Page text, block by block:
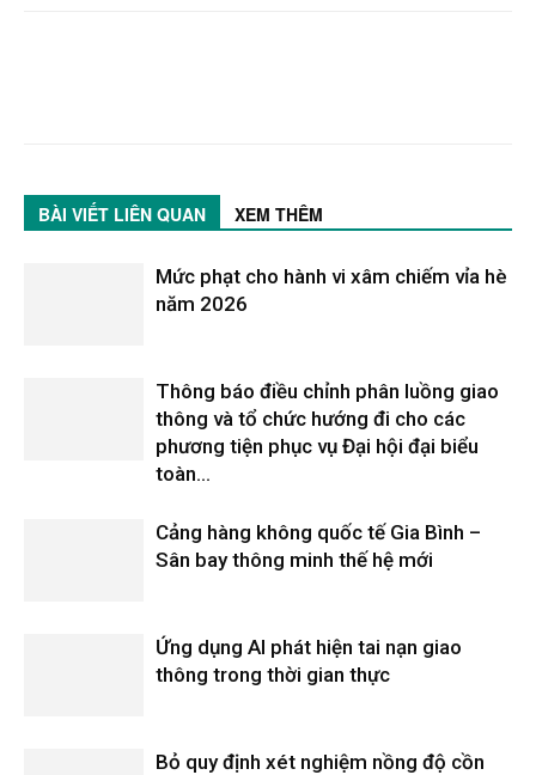
BÀI VIẾT LIÊN QUAN XEM THÊM
Mức phạt cho hành vi xâm chiếm vỉa hè
năm 2026
Thông báo điều chỉnh phân luồng giao
thông và tổ chức hướng đi cho các
phương tiện phục vụ Đại hội đại biểu
toàn...
Cảng hàng không quốc tế Gia Bình –
Sân bay thông minh thế hệ mới
Ứng dụng AI phát hiện tai nạn giao
thông trong thời gian thực
Bỏ quy định xét nghiệm nồng độ cồn